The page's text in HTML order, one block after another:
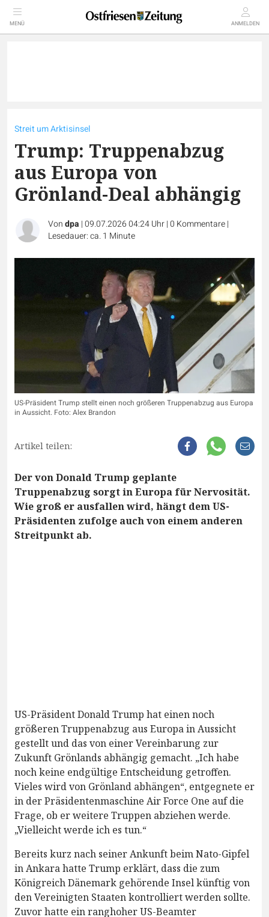
MENÜ ANMELDEN
Streit um Arktisinsel
Trump: Truppenabzug
aus Europa von
Grönland-Deal abhängig
Vondpa |09.07.2026 04:24 Uhr|0 Kommentare|
Lesedauer: ca. 1 Minute
US-Präsident Trump stellt einen noch größeren Truppenabzug aus Europa
in Aussicht. Foto: Alex Brandon
Artikel teilen:
Der von Donald Trump geplante
Truppenabzug sorgt in Europa für Nervosität.
Wie groß er ausfallen wird, hängt dem US-
Präsidenten zufolge auch von einem anderen
Streitpunkt ab.
US-Präsident Donald Trump hat einen noch
größeren Truppenabzug aus Europa in Aussicht
gestellt und das von einer Vereinbarung zur
Zukunft Grönlands abhängig gemacht. „Ich habe
noch keine endgültige Entscheidung getroffen.
Vieles wird von Grönland abhängen“, entgegnete er
in der Präsidentenmaschine Air Force One auf die
Frage, ob er weitere Truppen abziehen werde.
„Vielleicht werde ich es tun.“
Bereits kurz nach seiner Ankunft beim Nato-Gipfel
in Ankara hatte Trump erklärt, dass die zum
Königreich Dänemark gehörende Insel künftig von
den Vereinigten Staaten kontrolliert werden sollte.
Zuvor hatte ein ranghoher US-Beamter